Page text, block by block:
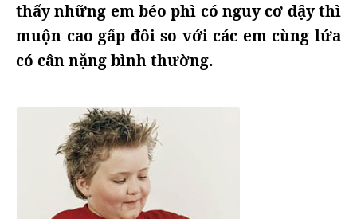
thấy những em béo phì có nguy cơ dậy thì
muộn cao gấp đôi so với các em cùng lứa
có cân nặng bình thường.